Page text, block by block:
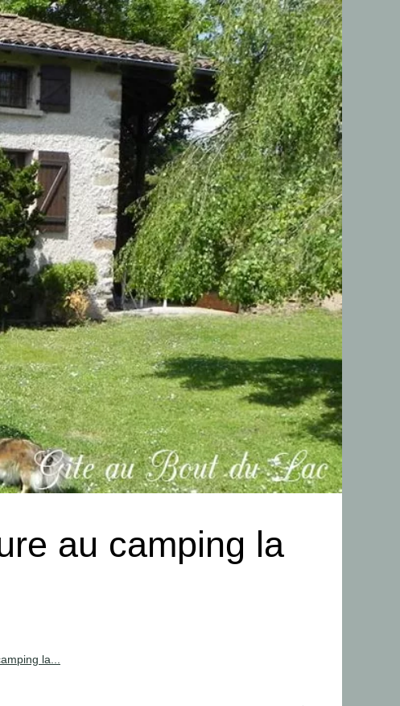
au camping la
la...